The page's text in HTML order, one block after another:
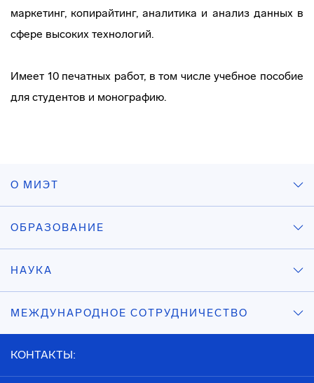
маркетинг, копирайтинг, аналитика и анализ данных в
сфере высоких технологий.
Имеет 10 печатных работ, в том числе учебное пособие
для студентов и монографию.
О МИЭТ
ОБРАЗОВАНИЕ
НАУКА
МЕЖДУНАРОДНОЕ СОТРУДНИЧЕСТВО
КОНТАКТЫ: